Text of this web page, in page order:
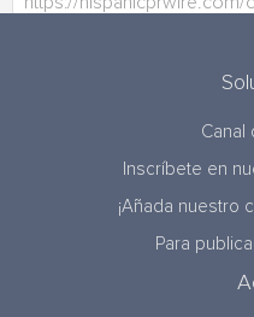
Canal
Inscríbete en
¡Añada nuestro
Para